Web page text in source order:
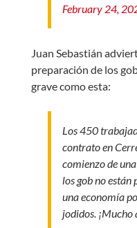
February 24,
Juan Sebastián
preparación de los
grave como esta:
Los 450
contrato en
comienzo de
los gob no están
una economía
jodidos.